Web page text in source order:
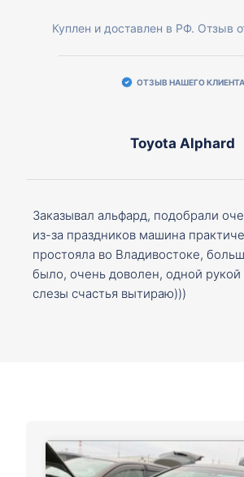
Куплен и доставлен в РФ. Отзыв
ОТЗЫВ НАШЕГО КЛИЕНТА
Toyota Alphard
Заказывал альфард, подобрали
из-за праздников машина
простояла во Владивостоке,
было, очень доволен, одной рукой
слезы счастья вытираю)))